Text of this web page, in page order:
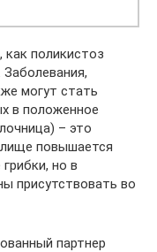
поликистоз
могут стать
в положенное
– это
повышается
но в
присутствовать во
партнер